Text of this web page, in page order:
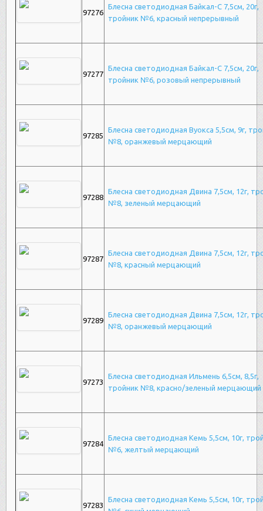
97276
Блесна светодиодная Байкал-С 7,5см, 20г,
тройник №6, красный непрерывный
97277
Блесна светодиодная Байкал-С 7,5см, 20г,
тройник №6, розовый непрерывный
97285
Блесна светодиодная Вуокса 5,5см, 9г,
№8, оранжевый мерцающий
97288
Блесна светодиодная Двина 7,5см, 12г,
№8, зеленый мерцающий
97287
Блесна светодиодная Двина 7,5см, 12г,
№8, красный мерцающий
97289
Блесна светодиодная Двина 7,5см, 12г,
№8, оранжевый мерцающий
97273
Блесна светодиодная Ильмень 6,5см, 8,5г,
тройник №8, красно/зеленый мерцающий
97284
Блесна светодиодная Кемь 5,5см, 10г,
№6, желтый мерцающий
97283
Блесна светодиодная Кемь 5,5см, 10г,